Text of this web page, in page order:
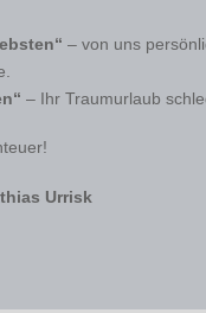
– von uns
– Ihr Traumurlaub
Urrisk